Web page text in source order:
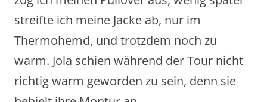
streifte ich meine Jacke ab, nur im
Thermohemd, und trotzdem noch zu
warm. Jola schien während der Tour nicht
richtig warm geworden zu sein, denn sie